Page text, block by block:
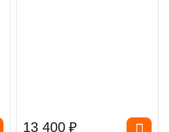
13 400 ₽